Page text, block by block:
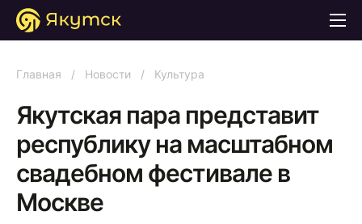
Главная / Новости / Культура
Якутская пара представит
республику на масштабном
свадебном фестивале в
Москве